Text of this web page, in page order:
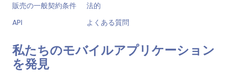
販売の一般契約条件
法的
API
よくある質問
私たちのモバイルアプリケーション
を発見